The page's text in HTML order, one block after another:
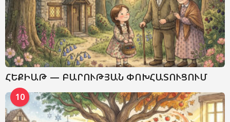
ՀԵՔԻԱԹ — ԲԱՐՈՒԹՅԱՆ ՓՈԽՀԱՏՈՒՑՈՒՄ
10